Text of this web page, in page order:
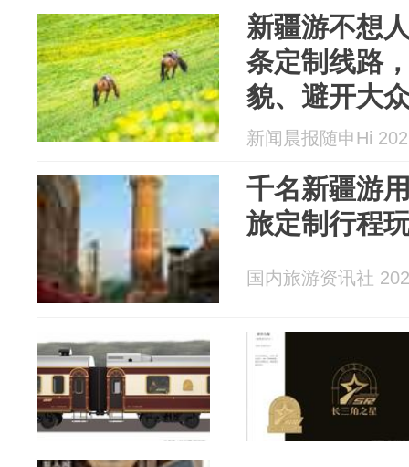
新疆游不想
条定制线路
貌、避开大
新闻晨报随申Hi
千名新疆游
旅定制行程
国内旅游资讯社